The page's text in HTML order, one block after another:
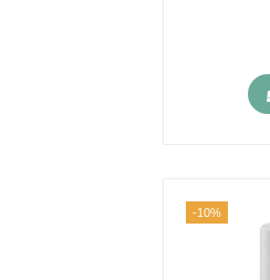
-10%